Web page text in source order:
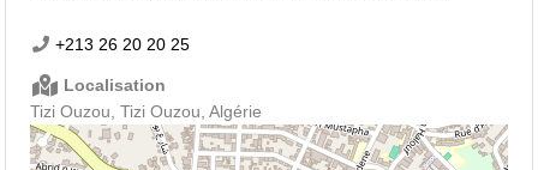
+213 26 20 20 25
Localisation
Tizi Ouzou, Tizi Ouzou, Algérie